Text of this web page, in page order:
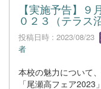
【実施予告】
０２３（テラス
投稿日時 : 2023/08/23
者
本校の魅力について
「尾瀬高フェア2023